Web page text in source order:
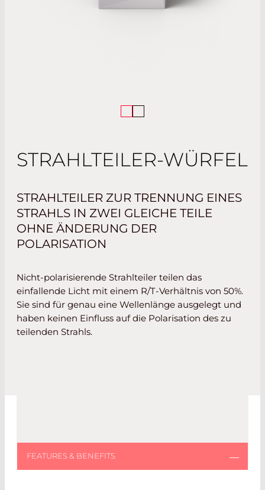
STRAHLTEILER-WÜRFEL
STRAHLTEILER ZUR TRENNUNG EINES
STRAHLS IN ZWEI GLEICHE TEILE
OHNE ÄNDERUNG DER
POLARISATION
Nicht-polarisierende Strahlteiler teilen das
einfallende Licht mit einem R/T-Verhältnis von 50%.
Sie sind für genau eine Wellenlänge ausgelegt und
haben keinen Einfluss auf die Polarisation des zu
teilenden Strahls.